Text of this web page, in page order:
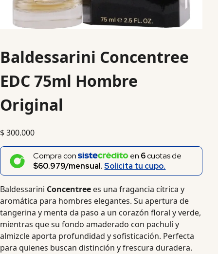
Baldessarini Concentree
EDC 75ml Hombre
Original
$300.000
Compra con en 6cuotas de
$60.979/mensual.Solicita tu cupo.
Baldessarini Concentree es una fragancia cítrica y
aromática para hombres elegantes. Su apertura de
tangerina y menta da paso a un corazón floral y verde,
mientras que su fondo amaderado con pachulí y
almizcle aporta profundidad y sofisticación. Perfecta
para quienes buscan distinción y frescura duradera.